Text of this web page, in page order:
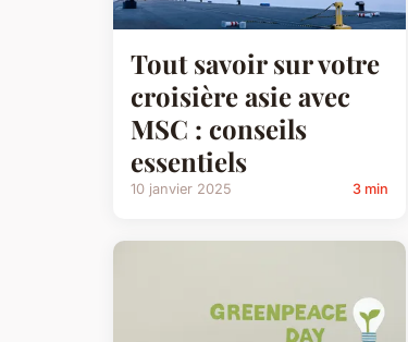
Tout savoir sur votre
croisière asie avec
MSC : conseils
essentiels
10 janvier 2025 3 min